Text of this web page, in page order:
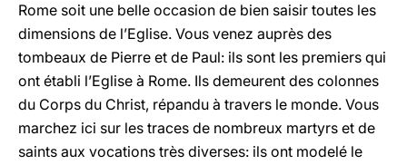
Rome soit une belle occasion de bien saisir toutes les
dimensions de l’Eglise. Vous venez auprès des
tombeaux de Pierre et de Paul: ils sont les premiers qui
ont établi l’Eglise à Rome. Ils demeurent des colonnes
du Corps du Christ, répandu à travers le monde. Vous
marchez ici sur les traces de nombreux martyrs et de
saints aux vocations très diverses: ils ont modelé le